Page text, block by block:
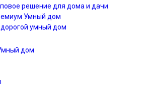
решение для дома и дачи
Умный дом
умный дом
дом